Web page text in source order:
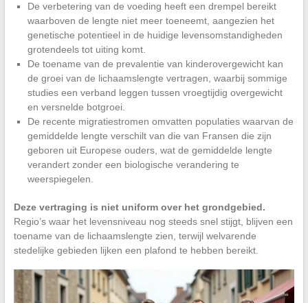
De verbetering van de voeding heeft een drempel bereikt
waarboven de lengte niet meer toeneemt, aangezien het
genetische potentieel in de huidige levensomstandigheden
grotendeels tot uiting komt.
De toename van de prevalentie van kinderovergewicht kan
de groei van de lichaamslengte vertragen, waarbij sommige
studies een verband leggen tussen vroegtijdig overgewicht
en versnelde botgroei.
De recente migratiestromen omvatten populaties waarvan de
gemiddelde lengte verschilt van die van Fransen die zijn
geboren uit Europese ouders, wat de gemiddelde lengte
verandert zonder een biologische verandering te
weerspiegelen.
Deze vertraging is niet uniform over het grondgebied.
Regio’s waar het levensniveau nog steeds snel stijgt, blijven een
toename van de lichaamslengte zien, terwijl welvarende
stedelijke gebieden lijken een plafond te hebben bereikt.